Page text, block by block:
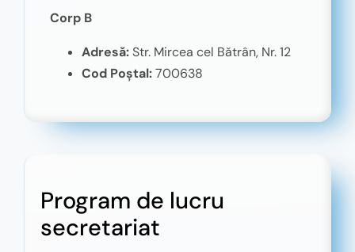
Corp B
Adresă:Str. Mircea cel Bătrân, Nr. 12
Cod Poștal:700638
Program de lucru
secretariat